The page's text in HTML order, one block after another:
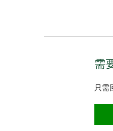
需
只需